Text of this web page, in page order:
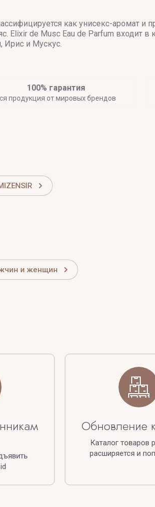
как унисекс-аромат
de Musc Eau de Parfum входит
Ирис и Мускус.
100% гарантия
продукция от мировых брендов
и женщин
Обновление
Каталог товаров
расширяется и